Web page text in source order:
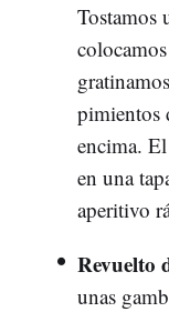
Tostamos
encima.
en una
aperitivo
Revuelto
unas